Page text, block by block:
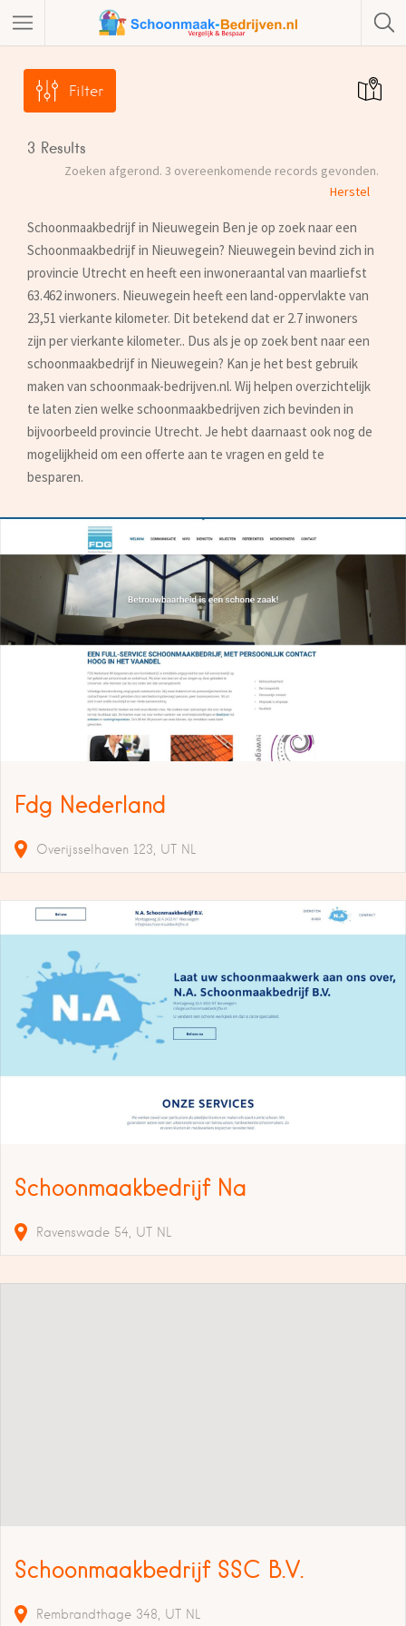
Filter
3 Results
Zoeken afgerond. 3 overeenkomende records gevonden.
Herstel
Schoonmaakbedrijf in Nieuwegein Ben je op zoek naar een
Schoonmaakbedrijf in Nieuwegein? Nieuwegein bevind zich in
provincie Utrecht en heeft een inwoneraantal van maarliefst
63.462 inwoners. Nieuwegein heeft een land-oppervlakte van
23,51 vierkante kilometer. Dit betekend dat er 2.7 inwoners
zijn per vierkante kilometer.. Dus als je op zoek bent naar een
schoonmaakbedrijf in Nieuwegein? Kan je het best gebruik
maken van schoonmaak-bedrijven.nl. Wij helpen overzichtelijk
te laten zien welke schoonmaakbedrijven zich bevinden in
bijvoorbeeld provincie Utrecht. Je hebt daarnaast ook nog de
mogelijkheid om een offerte aan te vragen en geld te
besparen.
Fdg Nederland
Overijsselhaven 123 UT NL
Schoonmaakbedrijf Na
Ravenswade 54 UT NL
Schoonmaakbedrijf SSC B.V.
Rembrandthage 348 UT NL